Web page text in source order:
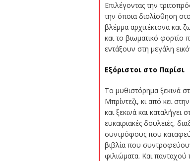
Επιλέγοντας την
την όποια διολίσθηση
βλέμμα αρχιτέκτονα και
και το βιωματικό φορτίο
εντάξουν στη μεγάλη
Εξόριστοι στο Παρίσι
Το μυθιστόρημα ξεκινά
Μπρίντεζι, κι από κει
και ξεκινά και
ευκαιριακές δουλειές,
συντρόφους που
βιβλία που
φιλιώματα. Και